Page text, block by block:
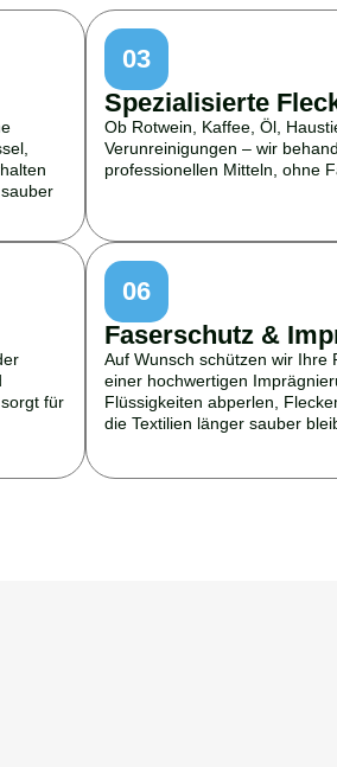
03
Spezialisierte
Ob Rotwein, Kaffee, Öl,
Verunreinigungen – wir
professionellen Mitteln, ohne
für
06
Faserschutz &
Auf Wunsch schützen wir Ihre
einer hochwertigen
Flüssigkeiten abperlen,
die Textilien länger sauber